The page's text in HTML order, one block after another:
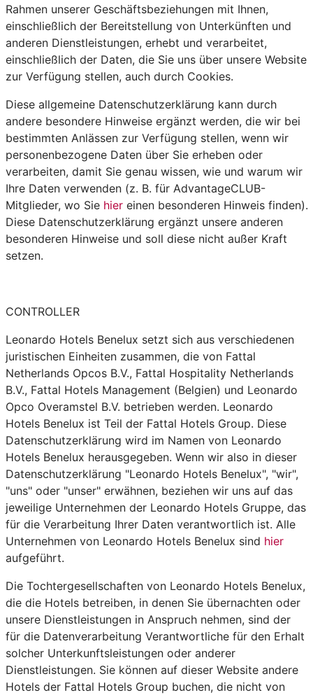
Rahmen unserer Geschäftsbeziehungen mit Ihnen,
einschließlich der Bereitstellung von Unterkünften und
anderen Dienstleistungen, erhebt und verarbeitet,
einschließlich der Daten, die Sie uns über unsere Website
zur Verfügung stellen, auch durch Cookies.
Diese allgemeine Datenschutzerklärung kann durch
andere besondere Hinweise ergänzt werden, die wir bei
bestimmten Anlässen zur Verfügung stellen, wenn wir
personenbezogene Daten über Sie erheben oder
verarbeiten, damit Sie genau wissen, wie und warum wir
Ihre Daten verwenden (z. B. für AdvantageCLUB-
Mitglieder, wo Sie hiereinen besonderen Hinweis finden).
Diese Datenschutzerklärung ergänzt unsere anderen
besonderen Hinweise und soll diese nicht außer Kraft
setzen.
CONTROLLER
Leonardo Hotels Benelux setzt sich aus verschiedenen
juristischen Einheiten zusammen, die von Fattal
Netherlands Opcos B.V., Fattal Hospitality Netherlands
B.V., Fattal Hotels Management (Belgien) und Leonardo
Opco Overamstel B.V. betrieben werden. Leonardo
Hotels Benelux ist Teil der Fattal Hotels Group. Diese
Datenschutzerklärung wird im Namen von Leonardo
Hotels Benelux herausgegeben. Wenn wir also in dieser
Datenschutzerklärung "Leonardo Hotels Benelux", "wir",
"uns" oder "unser" erwähnen, beziehen wir uns auf das
jeweilige Unternehmen der Leonardo Hotels Gruppe, das
für die Verarbeitung Ihrer Daten verantwortlich ist. Alle
Unternehmen von Leonardo Hotels Benelux sind hier
aufgeführt.
Die Tochtergesellschaften von Leonardo Hotels Benelux,
die die Hotels betreiben, in denen Sie übernachten oder
unsere Dienstleistungen in Anspruch nehmen, sind der
für die Datenverarbeitung Verantwortliche für den Erhalt
solcher Unterkunftsleistungen oder anderer
Dienstleistungen. Sie können auf dieser Website andere
Hotels der Fattal Hotels Group buchen, die nicht von